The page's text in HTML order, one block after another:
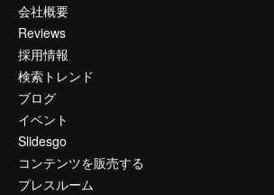
会社概要
Reviews
採用情報
検索トレンド
ブログ
イベント
Slidesgo
コンテンツを販売する
プレスルーム